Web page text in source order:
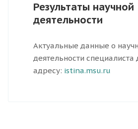
Результаты научной
деятельности
Актуальные данные о
деятельности специалиста
адресу: istina.msu.ru